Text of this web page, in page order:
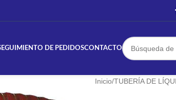
DE PEDIDOSCONTACTO
Inicio/TUBERÍA DE